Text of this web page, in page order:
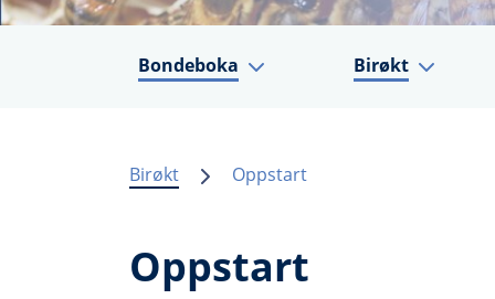
Bondeboka Birøkt
Birøkt Oppstart
Oppstart